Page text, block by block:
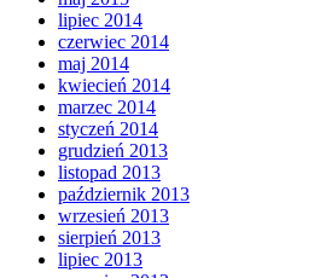
lipiec 2014
czerwiec 2014
maj 2014
kwiecień 2014
marzec 2014
styczeń 2014
grudzień 2013
listopad 2013
październik 2013
wrzesień 2013
sierpień 2013
lipiec 2013